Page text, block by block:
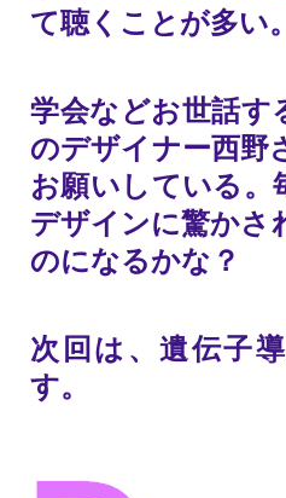
て聴くことが多い。
学会などお世話す
のデザイナー西野
お願いしている。
デザインに驚かさ
のになるかな？
次回は、遺伝子
す。